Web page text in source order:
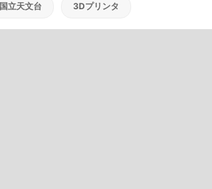
国立天文台 3Dプリンタ